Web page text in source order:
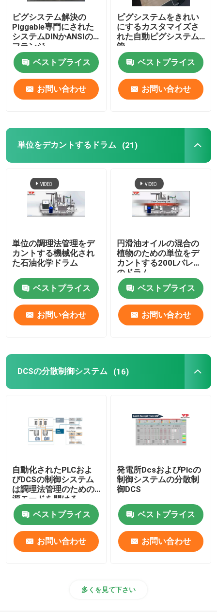
工場旅行
品質管理
私達に連絡しなさい
場合
パイプラインのピグシステム
ピグ自動化されたシステム
単位をデカントするドラム
DCSの分散制御システム
自動バッチ混合
ピグ多岐管
回転式丸い突出部ポンプ
ピグ弁
スリーブを付けられたプラグ弁
同時メーターで計る混合
ピグシステム解決の
Piggable専門にされた
システムDINかANSIの
フランジ
ベストプライス
お問い合わせ
ピグシステムをきれい
にするカスタマイズさ
れた自動ピグシステム
管
ベストプライス
お問い合わせ
単位をデカントするドラム (21)
単位の調理法管理をデ
カントする機械化され
た石油化学ドラム
ベストプライス
お問い合わせ
円滑油オイルの混合の
植物のための単位をデ
カントする200Lバレル
のドラム
ベストプライス
お問い合わせ
DCSの分散制御システム (16)
自動化されたPLCおよ
びDCSの制御システム
は調理法管理のための
源モードを開ける
ベストプライス
お問い合わせ
発電所DcsおよびPlcの
制御システムの分散制
御DCS
ベストプライス
お問い合わせ
多くを見て下さい